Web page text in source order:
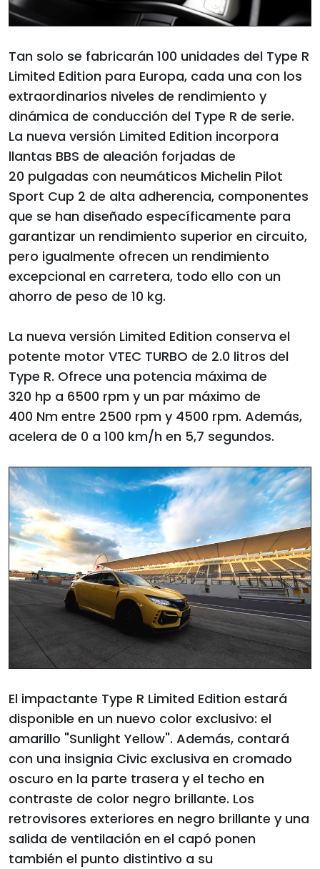
Tan solo se fabricarán 100 unidades del Type R
Limited Edition para Europa, cada una con los
extraordinarios niveles de rendimiento y
dinámica de conducción del Type R de serie.
La nueva versión Limited Edition incorpora
llantas BBS de aleación forjadas de
20 pulgadas con neumáticos Michelin Pilot
Sport Cup 2 de alta adherencia, componentes
que se han diseñado específicamente para
garantizar un rendimiento superior en circuito,
pero igualmente ofrecen un rendimiento
excepcional en carretera, todo ello con un
ahorro de peso de 10 kg.
La nueva versión Limited Edition conserva el
potente motor VTEC TURBO de 2.0 litros del
Type R. Ofrece una potencia máxima de
320 hp a 6500 rpm y un par máximo de
400 Nm entre 2500 rpm y 4500 rpm. Además,
acelera de 0 a 100 km/h en 5,7 segundos.
El impactante Type R Limited Edition estará
disponible en un nuevo color exclusivo: el
amarillo "Sunlight Yellow". Además, contará
con una insignia Civic exclusiva en cromado
oscuro en la parte trasera y el techo en
contraste de color negro brillante. Los
retrovisores exteriores en negro brillante y una
salida de ventilación en el capó ponen
también el punto distintivo a su